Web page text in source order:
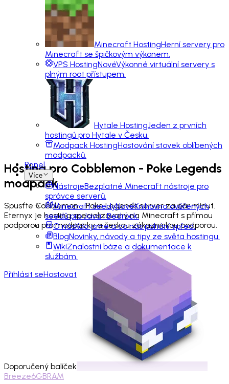
Minecraft HostingHerní servery pro
Minecraft se špičkovým výkonem.
VPS HostingNovéVýkonné virtuální servery s
plným root přístupem.
Hytale HostingJeden z prvních
hostingů pro Hytale v Česku.
Modpack HostingHostování stovek oblíbených
modpacků.
Panel
Více
NástrojeBezplatné Minecraft nástroje pro
správce serverů.
Minecraft seedyNovéKnihovna ověřených
seedů pro Java i Bedrock.
O násKdo jsme a co nás pohání vpřed.
BlogNovinky, návody a tipy ze světa hostingu.
WikiZnalostní báze a dokumentace k
službám.
Přihlásit seHostovat
Hosting pro Cobblemon - Poke Legends
modpack
Spusťte Cobblemon - Poke Legends server za pár minut.
Eternyx je hosting specializovaný na Minecraft s přímou
podporou pro modpacky a českou zákaznickou podporou.
Doporučený balíček
Breeze6GBRAM